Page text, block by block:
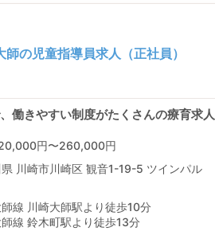
の児童指導員求人（正社員）
働きやすい制度がたくさんの療育求人
円〜260,000円
川崎市川崎区 観音1-19-5 ツインパル
線 川崎大師駅より徒歩10分
線 鈴木町駅より徒歩13分